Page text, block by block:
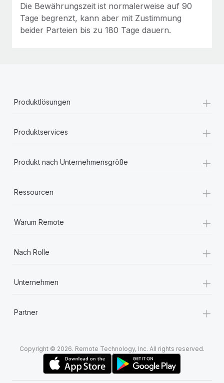
Die Bewährungszeit ist normalerweise auf 90
Tage begrenzt, kann aber mit Zustimmung
beider Parteien bis zu 180 Tage dauern.
Produktlösungen +
Produktservices +
Produkt nach Unternehmensgröße +
Ressourcen +
Warum Remote +
Nach Rolle +
Unternehmen +
Partner +
Copyright © 2026. Remote Technology, Inc. All rights reserved.